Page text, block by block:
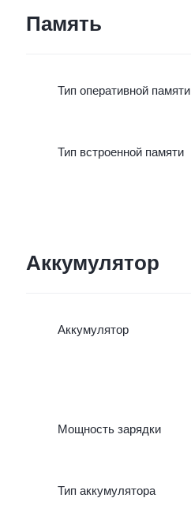
Память
Тип оперативной памяти
Тип встроенной памяти
Аккумулятор
Аккумулятор
Мощность зарядки
Тип аккумулятора